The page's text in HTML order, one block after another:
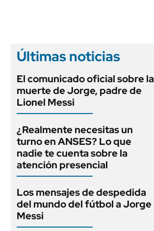
Últimas noticias
El comunicado oficial sobre la
muerte de Jorge, padre de
Lionel Messi
¿Realmente necesitas un
turno en ANSES? Lo que
nadie te cuenta sobre la
atención presencial
Los mensajes de despedida
del mundo del fútbol a Jorge
Messi